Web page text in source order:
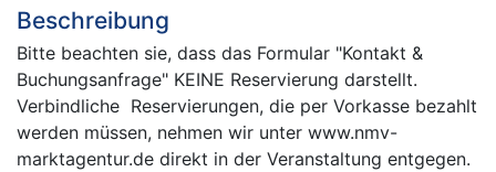
Beschreibung
Bitte beachten sie, dass das Formular "Kontakt &
Buchungsanfrage" KEINE Reservierung darstellt.
Verbindliche Reservierungen, die per Vorkasse bezahlt
werden müssen, nehmen wir unter www.nmv-
marktagentur.de direkt in der Veranstaltung entgegen.